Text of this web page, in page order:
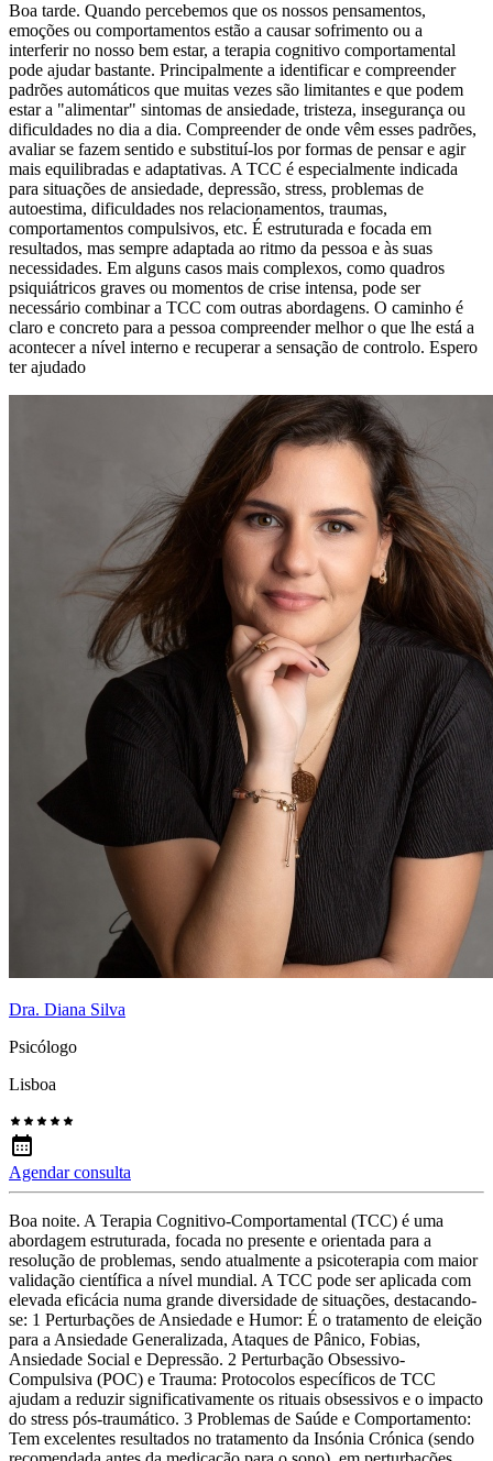
Boa tarde. Quando percebemos que os nossos pensamentos,
emoções ou comportamentos estão a causar sofrimento ou a
interferir no nosso bem estar, a terapia cognitivo comportamental
pode ajudar bastante. Principalmente a identificar e compreender
padrões automáticos que muitas vezes são limitantes e que podem
estar a "alimentar" sintomas de ansiedade, tristeza, insegurança ou
dificuldades no dia a dia. Compreender de onde vêm esses padrões,
avaliar se fazem sentido e substituí‑los por formas de pensar e agir
mais equilibradas e adaptativas. A TCC é especialmente indicada
para situações de ansiedade, depressão, stress, problemas de
autoestima, dificuldades nos relacionamentos, traumas,
comportamentos compulsivos, etc. É estruturada e focada em
resultados, mas sempre adaptada ao ritmo da pessoa e às suas
necessidades. Em alguns casos mais complexos, como quadros
psiquiátricos graves ou momentos de crise intensa, pode ser
necessário combinar a TCC com outras abordagens. O caminho é
claro e concreto para a pessoa compreender melhor o que lhe está a
acontecer a nível interno e recuperar a sensação de controlo. Espero
ter ajudado
Dra. Diana Silva
Psicólogo
Lisboa
Agendar consulta
Boa noite. A Terapia Cognitivo-Comportamental (TCC) é uma
abordagem estruturada, focada no presente e orientada para a
resolução de problemas, sendo atualmente a psicoterapia com maior
validação científica a nível mundial. A TCC pode ser aplicada com
elevada eficácia numa grande diversidade de situações, destacando-
se: 1 Perturbações de Ansiedade e Humor: É o tratamento de eleição
para a Ansiedade Generalizada, Ataques de Pânico, Fobias,
Ansiedade Social e Depressão. 2 Perturbação Obsessivo-
Compulsiva (POC) e Trauma: Protocolos específicos de TCC
ajudam a reduzir significativamente os rituais obsessivos e o impacto
do stress pós-traumático. 3 Problemas de Saúde e Comportamento:
Tem excelentes resultados no tratamento da Insónia Crónica (sendo